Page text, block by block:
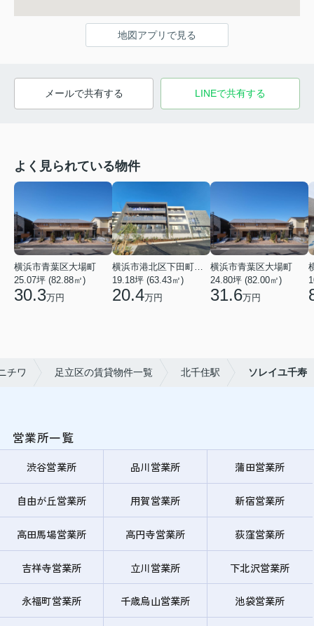
地図アプリで見る
メールで共有する LINEで共有する
よく見られている物件
横浜市青葉区大場町
25.07坪 (82.88㎡)
30.3万円
19.18坪 (63.43㎡)
20.4万円
横浜市青葉区大場町
24.80坪 (82.00㎡)
31.6万円
チワ 足立区の賃貸物件一覧 北千住駅 ソレイユ千寿
営業所一覧
渋谷営業所 品川営業所 蒲田営業所
自由が丘営業所 用賀営業所 新宿営業所
高田馬場営業所 高円寺営業所 荻窪営業所
吉祥寺営業所 立川営業所 下北沢営業所
永福町営業所 千歳烏山営業所 池袋営業所